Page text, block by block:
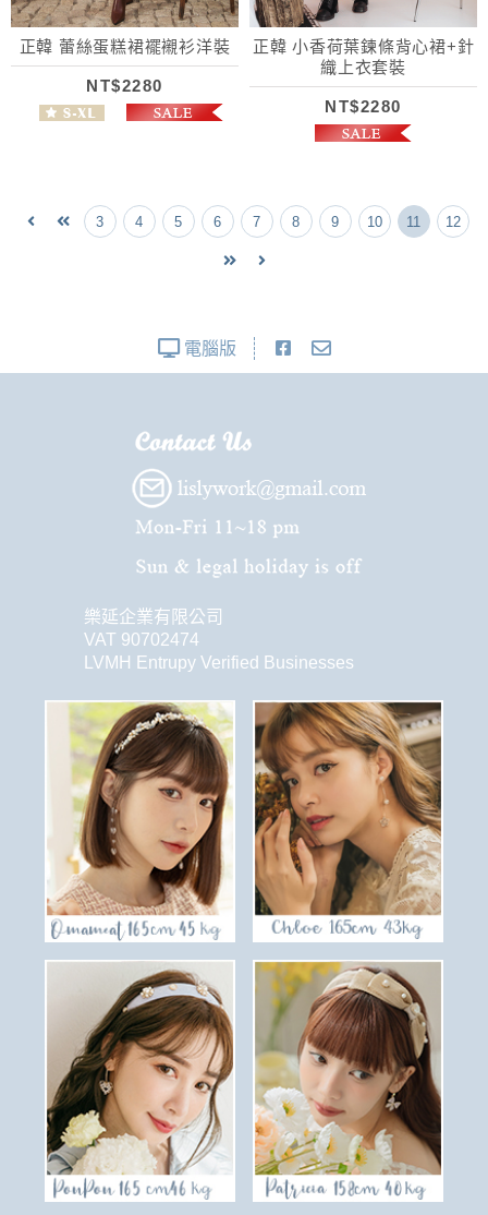
正韓 蕾絲蛋糕裙襬襯衫洋裝
NT$2280
正韓 小香荷葉鍊條背心裙+針
織上衣套裝
NT$2280
3 4 5 6 7 8 9 10 11 12
電腦版
樂延企業有限公司
VAT 90702474
LVMH Entrupy Verified Businesses